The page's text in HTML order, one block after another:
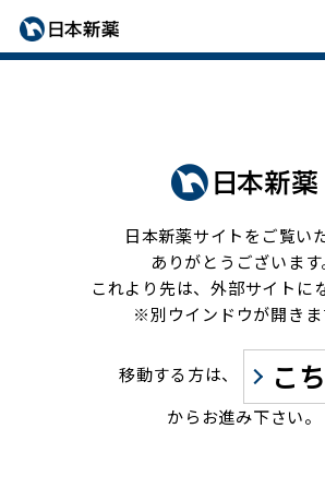
日本新薬サイトをご覧い
ありがとうございます
これより先は、外部サイトに
※別ウインドウが開きま
移動する方は、 こ
からお進み下さい。